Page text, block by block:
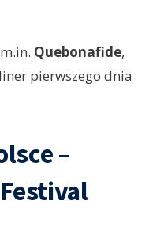
Quebonafide,
pierwszego dnia
–